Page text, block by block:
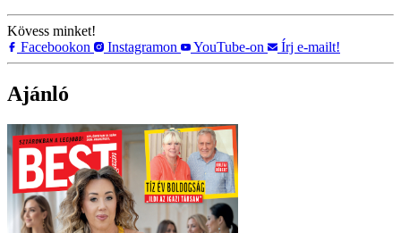
Kövess minket!
Facebookon
Instagramon YouTube-on Írj e-mailt!
Ajánló